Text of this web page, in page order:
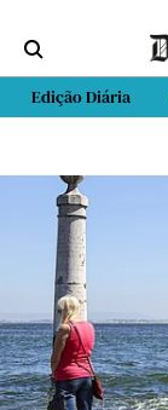
Edição Diária